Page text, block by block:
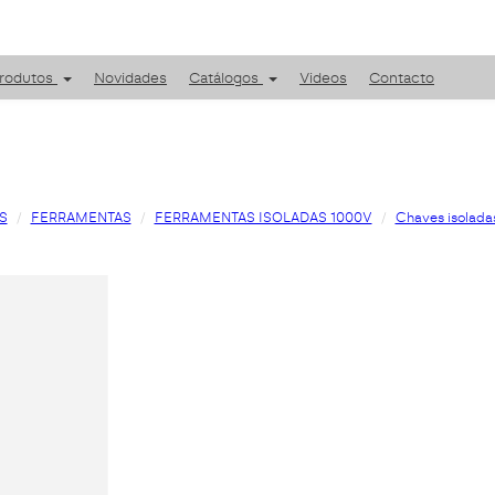
Novidades Catálogos Videos Contacto
FERRAMENTAS FERRAMENTAS ISOLADAS 1000V Chaves